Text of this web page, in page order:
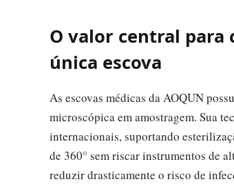
O valor central para
única escova
As escovas médicas da AOQUN
microscópica em amostragem. Sua
internacionais, suportando
de 360° sem riscar instrumentos de
reduzir drasticamente o risco de